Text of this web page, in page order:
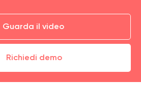
Guarda il video
Richiedi demo